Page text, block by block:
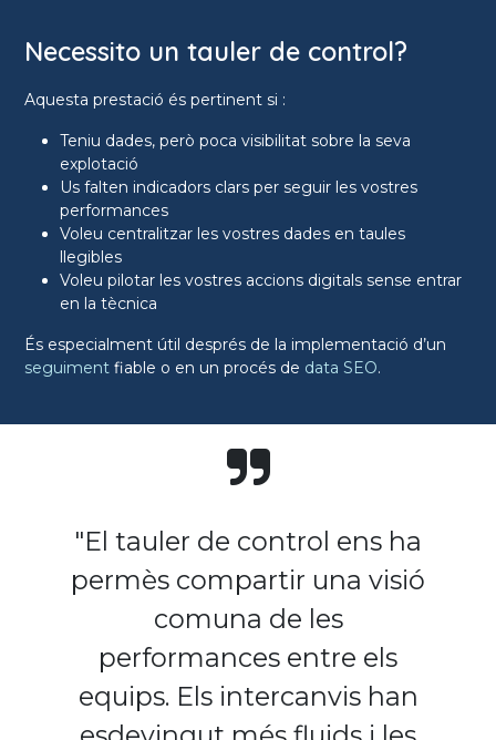
Necessito un tauler de control?
Aquesta prestació és pertinent si :
Teniu dades, però poca visibilitat sobre la seva
explotació
Us falten indicadors clars per seguir les vostres
performances
Voleu centralitzar les vostres dades en taules
llegibles
Voleu pilotar les vostres accions digitals sense entrar
en la tècnica
És especialment útil després de la implementació d’un
seguiment fiable o en un procés de data SEO.
"El tauler de control ens ha
permès compartir una visió
comuna de les
performances entre els
equips. Els intercanvis han